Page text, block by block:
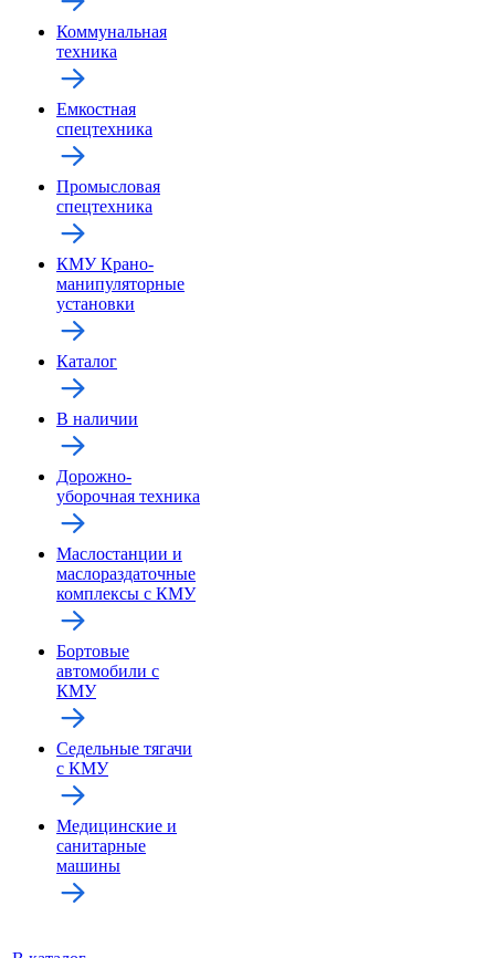
Коммунальная
техника
Емкостная
спецтехника
Промысловая
спецтехника
КМУ Крано-
манипуляторные
установки
Каталог
В наличии
Дорожно-
уборочная техника
Маслостанции и
маслораздаточные
комплексы с КМУ
Бортовые
автомобили с
КМУ
Седельные тягачи
с КМУ
Медицинские и
санитарные
машины